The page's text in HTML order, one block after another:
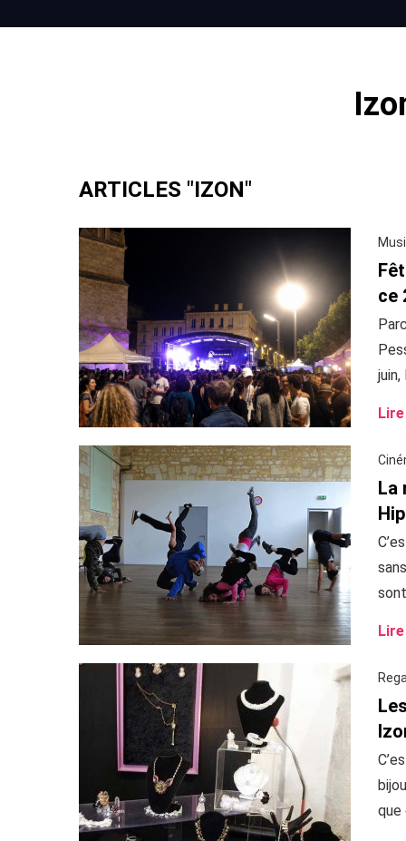
ARTICLES "IZON"
ce
juin,
La
que